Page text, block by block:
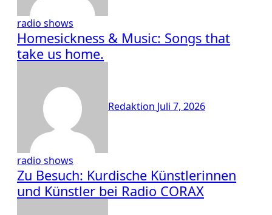
radio shows
Homesickness & Music: Songs that
take us home.
Redaktion Juli 7, 2026
radio shows
Zu Besuch: Kurdische Künstlerinnen
und Künstler bei Radio CORAX